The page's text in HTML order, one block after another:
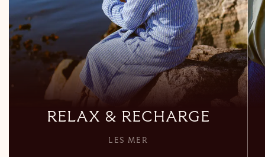
RELAX & RECHARGE
LES MER
Les mer